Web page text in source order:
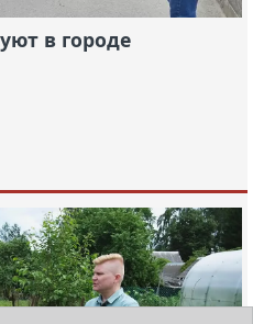
в городе